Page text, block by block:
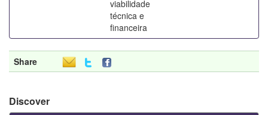
viabilidade
técnica e
financeira
Share
Discover